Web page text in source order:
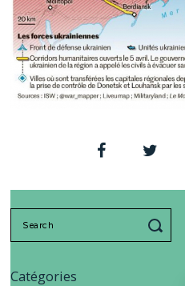
Catégories